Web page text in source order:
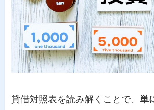
貸借対照表を読み解くことで、単